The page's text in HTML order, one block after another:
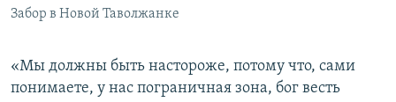
Забор в Новой Таволжанке
«Мы должны быть настороже, потому что, сами
понимаете, у нас пограничная зона, бог весть